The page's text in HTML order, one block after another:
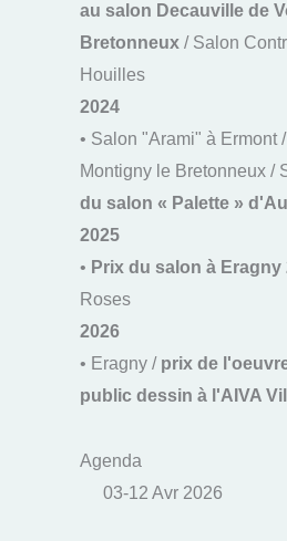
au salon Decauville de
Bretonneux / Salon
Houilles
2024
• Salon "Arami" à Ermont
Montigny le Bretonneux /
du salon « Palette »
2025
• Prix du salon à Eragny
Roses
2026
• Eragny / prix de
public dessin à l'AIVA
Agenda
03-12 Avr 2026